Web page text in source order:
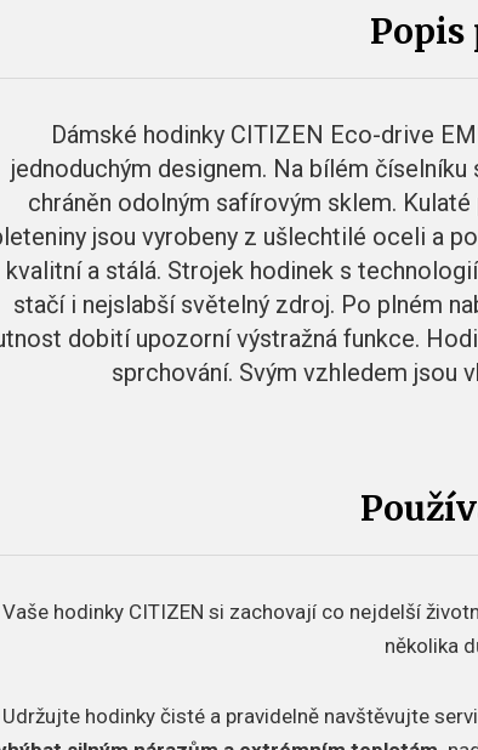
Dámské hodinky CITIZEN Eco-drive
jednoduchým designem. Na bílém
chráněn odolným safírovým sklem.
jsou vyrobeny z ušlechtilé oceli a
kvalitní a stálá. Strojek hodinek s
stačí i nejslabší světelný zdroj. Po plném
dobití upozorní výstražná funkce.
sprchování. Svým vzhledem jsou
Vaše hodinky CITIZEN si zachovají co nejdelší
několika
Udržujte hodinky čisté a pravidelně navštěvujte